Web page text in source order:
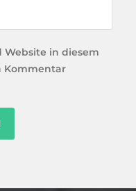
Website in diesem
Kommentar